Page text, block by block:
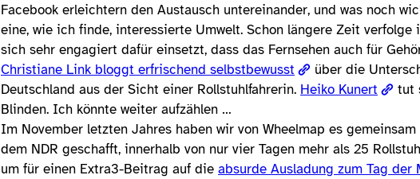
Facebook erleichtern den Austausch untereinander, und was noch
eine, wie ich finde, interessierte Umwelt. Schon längere Zeit verfolge
sich sehr engagiert dafür einsetzt, dass das Fernsehen auch für
Christiane Link bloggt erfrischend selbstbewusst
über die
Deutschland aus der Sicht einer Rollstuhlfahrerin. Heiko Kunert
tut
Blinden. Ich könnte weiter aufzählen …
Im November letzten Jahres haben wir von Wheelmap es
dem NDR geschafft, innerhalb von nur vier Tagen mehr als 25
um für einen Extra3-Beitrag auf die absurde Ausladung zum Tag